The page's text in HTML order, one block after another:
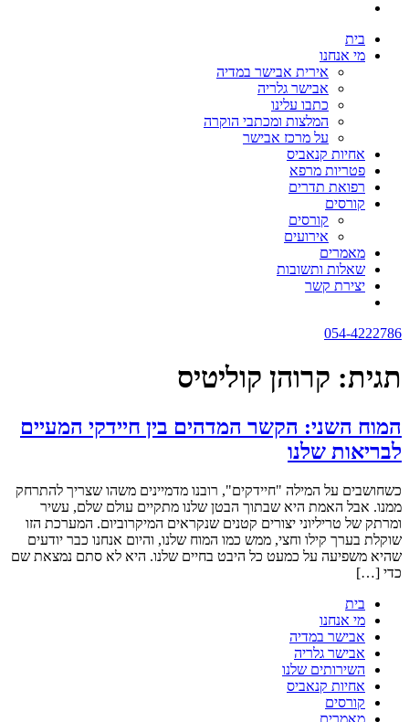
בית
מי אנחנו
אירית אבישר במדיה
אבישר גלריה
כתבו עלינו
המלצות ומכתבי הוקרה
על מרכז אבישר
אחיות קנאביס
פטריות מרפא
רפואת תדרים
קורסים
קורסים
אירועים
מאמרים
שאלות ותשובות
יצירת קשר
054-4222786
תגית: קרוהן קוליטיס
המוח השני: הקשר המדהים בין חיידקי המעיים
לבריאות שלנו
כשחושבים על המילה "חיידקים", רובנו מדמיינים משהו שצריך להתרחק
ממנו. אבל האמת היא שבתוך הבטן שלנו מתקיים עולם שלם, עשיר
ומרתק של טריליוני יצורים קטנים שנקראים המיקרוביום. המערכת הזו
שוקלת בערך קילו וחצי, ממש כמו המוח שלנו, והיום אנחנו כבר יודעים
שהיא משפיעה על כמעט כל היבט בחיים שלנו. היא לא סתם נמצאת שם
כדי […]
בית
מי אנחנו
אבישר במדיה
אבישר גלריה
השירותים שלנו
אחיות קנאביס
קורסים
מאמרים